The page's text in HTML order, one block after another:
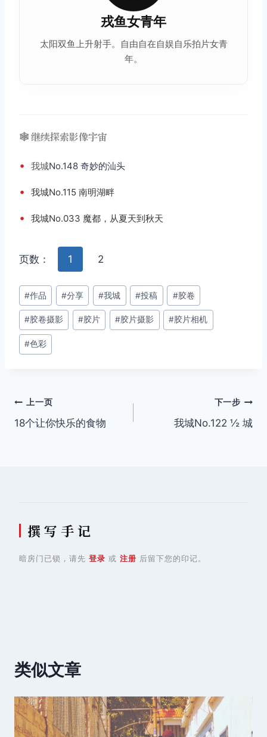
戎鱼女青年
太阳双鱼上升射手。自由自在自娱自乐拍片女青
年。
🕸️ 继续探索影像宇宙
• 我城No.148 奇妙的汕头
• 我城No.115 南明湖畔
• 我城No.033 魔都，从夏天到秋天
页数： 1 2
文
章
标
签：
#作品 #分享 #我城 #投稿 #胶卷
#胶卷摄影 #胶片 #胶片摄影 #胶片相机
#色彩
文
章
上一页
18个让你快乐的食物
下一步
我城No.122 ½ 城
撰 写 手 记
暗房门已锁，请先 登录 或 注册 后留下您的印记。
类似文章